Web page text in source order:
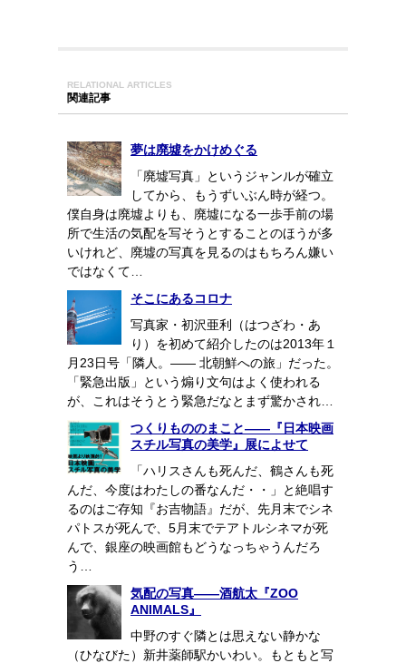
RELATIONAL ARTICLES
関連記事
夢は廃墟をかけめぐる
「廃墟写真」というジャンルが確立
してから、もうずいぶん時が経つ。
僕自身は廃墟よりも、廃墟になる一歩手前の場
所で生活の気配を写そうとすることのほうが多
いけれど、廃墟の写真を見るのはもちろん嫌い
ではなくて…
そこにあるコロナ
写真家・初沢亜利（はつざわ・あ
り）を初めて紹介したのは2013年１
月23日号「隣人。―― 北朝鮮への旅」だった。
「緊急出版」という煽り文句はよく使われる
が、これはそうとう緊急だなとまず驚かされ…
つくりもののまこと――『日本映画
スチル写真の美学』展によせて
「ハリスさんも死んだ、鶴さんも死
んだ、今度はわたしの番なんだ・・」と絶唱す
るのはご存知『お吉物語』だが、先月末でシネ
パトスが死んで、5月末でテアトルシネマが死
んで、銀座の映画館もどうなっちゃうんだろ
う…
気配の写真――酒航太『ZOO
ANIMALS』
中野のすぐ隣とは思えない静かな
（ひなびた）新井薬師駅かいわい。もともと写